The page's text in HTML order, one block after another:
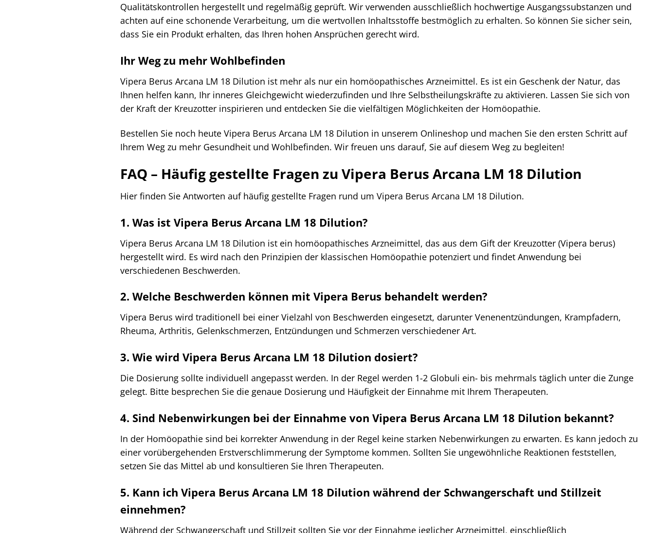
Qualitätskontrollen hergestellt und regelmäßig geprüft. Wir verwenden ausschließlich hochwertige Ausgangssubstanzen und
achten auf eine schonende Verarbeitung, um die wertvollen Inhaltsstoffe bestmöglich zu erhalten. So können Sie sicher sein,
dass Sie ein Produkt erhalten, das Ihren hohen Ansprüchen gerecht wird.
Ihr Weg zu mehr Wohlbefinden
Vipera Berus Arcana LM 18 Dilution ist mehr als nur ein homöopathisches Arzneimittel. Es ist ein Geschenk der Natur, das
Ihnen helfen kann, Ihr inneres Gleichgewicht wiederzufinden und Ihre Selbstheilungskräfte zu aktivieren. Lassen Sie sich von
der Kraft der Kreuzotter inspirieren und entdecken Sie die vielfältigen Möglichkeiten der Homöopathie.
Bestellen Sie noch heute Vipera Berus Arcana LM 18 Dilution in unserem Onlineshop und machen Sie den ersten Schritt auf
Ihrem Weg zu mehr Gesundheit und Wohlbefinden. Wir freuen uns darauf, Sie auf diesem Weg zu begleiten!
FAQ – Häufig gestellte Fragen zu Vipera Berus Arcana LM 18 Dilution
Hier finden Sie Antworten auf häufig gestellte Fragen rund um Vipera Berus Arcana LM 18 Dilution.
1. Was ist Vipera Berus Arcana LM 18 Dilution?
Vipera Berus Arcana LM 18 Dilution ist ein homöopathisches Arzneimittel, das aus dem Gift der Kreuzotter (Vipera berus)
hergestellt wird. Es wird nach den Prinzipien der klassischen Homöopathie potenziert und findet Anwendung bei
verschiedenen Beschwerden.
2. Welche Beschwerden können mit Vipera Berus behandelt werden?
Vipera Berus wird traditionell bei einer Vielzahl von Beschwerden eingesetzt, darunter Venenentzündungen, Krampfadern,
Rheuma, Arthritis, Gelenkschmerzen, Entzündungen und Schmerzen verschiedener Art.
3. Wie wird Vipera Berus Arcana LM 18 Dilution dosiert?
Die Dosierung sollte individuell angepasst werden. In der Regel werden 1-2 Globuli ein- bis mehrmals täglich unter die Zunge
gelegt. Bitte besprechen Sie die genaue Dosierung und Häufigkeit der Einnahme mit Ihrem Therapeuten.
4. Sind Nebenwirkungen bei der Einnahme von Vipera Berus Arcana LM 18 Dilution bekannt?
In der Homöopathie sind bei korrekter Anwendung in der Regel keine starken Nebenwirkungen zu erwarten. Es kann jedoch zu
einer vorübergehenden Erstverschlimmerung der Symptome kommen. Sollten Sie ungewöhnliche Reaktionen feststellen,
setzen Sie das Mittel ab und konsultieren Sie Ihren Therapeuten.
5. Kann ich Vipera Berus Arcana LM 18 Dilution während der Schwangerschaft und Stillzeit
einnehmen?
Während der Schwangerschaft und Stillzeit sollten Sie vor der Einnahme jeglicher Arzneimittel, einschließlich